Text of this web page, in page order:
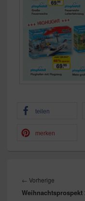
teilen
merken
← Vorherige
Beitrag:
Weihnachtsprospekt